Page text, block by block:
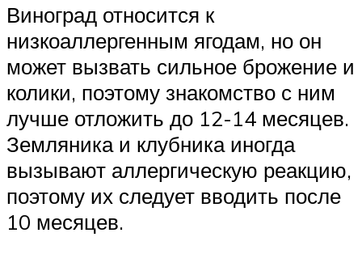
Виноград относится к
низкоаллергенным ягодам, но он
может вызвать сильное брожение и
колики, поэтому знакомство с ним
лучше отложить до 12-14 месяцев.
Земляника и клубника иногда
вызывают аллергическую реакцию,
поэтому их следует вводить после
10 месяцев.